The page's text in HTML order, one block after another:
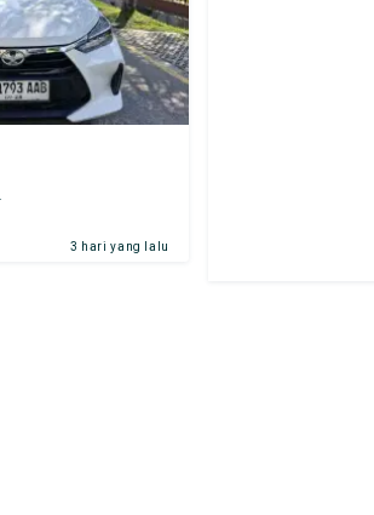
3 hari yang lalu